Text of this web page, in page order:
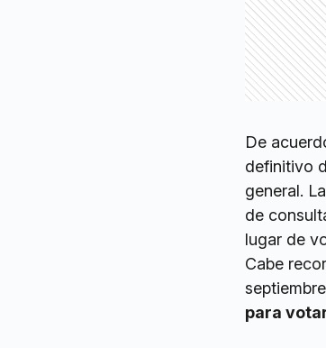
De
definitivo
general.
de
lugar de
Cabe
para